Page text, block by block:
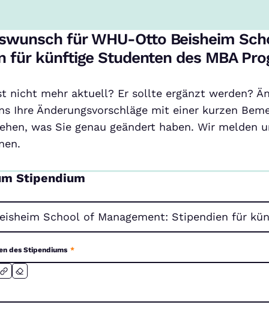
für WHU-Otto Beisheim
für künftige Studenten des MBA
nicht mehr aktuell? Er sollte ergänzt werden?
Ihre Änderungsvorschläge mit einer kurzen
was Sie genau geändert haben. Wir melden
Stipendium
des Stipendiums *